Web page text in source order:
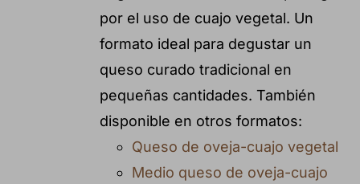
por el uso de cuajo vegetal. Un
formato ideal para degustar un
queso curado tradicional en
pequeñas cantidades. También
disponible en otros formatos:
Queso de oveja-cuajo vegetal
Medio queso de oveja-cuajo